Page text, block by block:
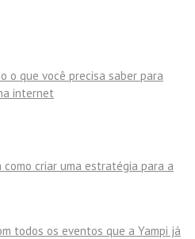
o que você precisa saber para
internet
como criar uma estratégia para a
todos os eventos que a Yampi já